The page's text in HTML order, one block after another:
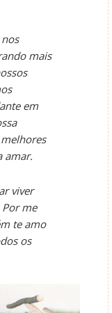
mais
em
amar.
viver
me
te amo
os